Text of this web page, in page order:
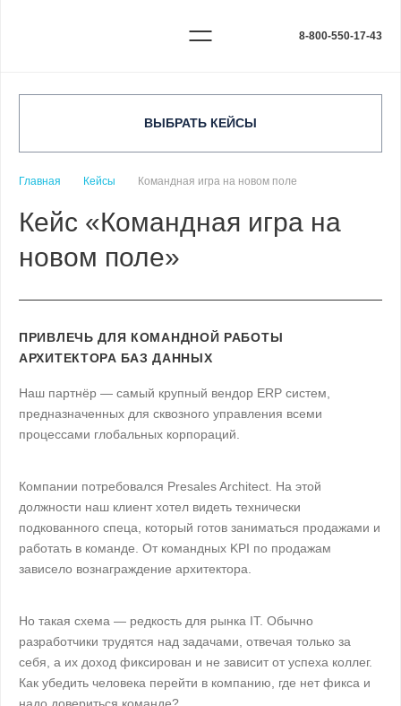
8-800-550-17-43
ВЫБРАТЬ КЕЙСЫ
Главная Кейсы Командная игра на новом поле
Кейс «Командная игра на
новом поле»
ПРИВЛЕЧЬ ДЛЯ КОМАНДНОЙ РАБОТЫ
АРХИТЕКТОРА БАЗ ДАННЫХ
Наш партнёр — самый крупный вендор ERP систем,
предназначенных для сквозного управления всеми
процессами глобальных корпораций.
Компании потребовался Presales Architect. На этой
должности наш клиент хотел видеть технически
подкованного спеца, который готов заниматься продажами и
работать в команде. От командных KPI по продажам
зависело вознаграждение архитектора.
Но такая схема — редкость для рынка IT. Обычно
разработчики трудятся над задачами, отвечая только за
себя, а их доход фиксирован и не зависит от успеха коллег.
Как убедить человека перейти в компанию, где нет фикса и